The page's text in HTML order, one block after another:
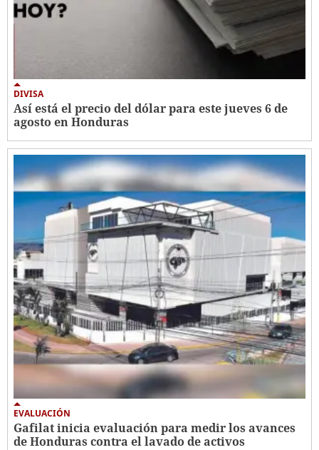
DIVISA
Así está el precio del dólar para este jueves 6 de
agosto en Honduras
EVALUACIÓN
Gafilat inicia evaluación para medir los avances
de Honduras contra el lavado de activos